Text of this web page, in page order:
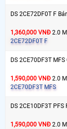
DS 2CE72DF0T F
1,360,000 VNĐ 2.0
2CE72DF0T F
DS 2CE70DF3T
1,590,000 VNĐ 2.0
2CE70DF3T MFS
DS 2CE10DF3T
1,590,000 VNĐ 2.0